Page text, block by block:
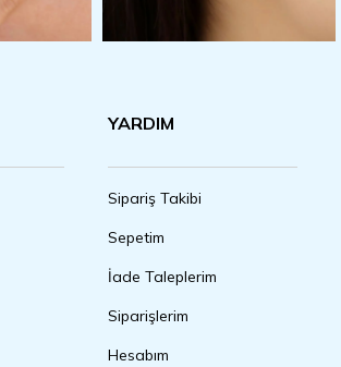
YARDIM
Sipariş Takibi
Sepetim
İade Taleplerim
Siparişlerim
Hesabım